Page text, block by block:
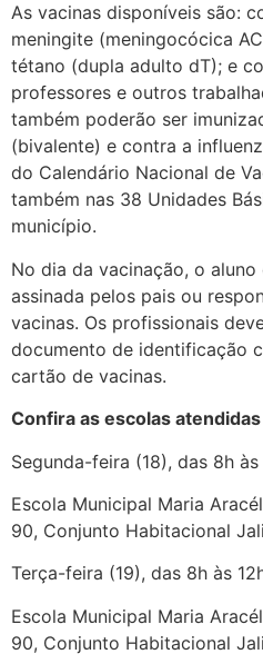
As vacinas disponíveis são:
meningite (meningocócica
tétano (dupla adulto dT); e
professores e outros
também poderão ser
(bivalente) e contra a
do Calendário Nacional de
também nas 38 Unidades
município.
No dia da vacinação, o
assinada pelos pais ou
vacinas. Os profissionais
documento de identificação
cartão de vacinas.
Confira as escolas
Segunda-feira (18), das 8h
Escola Municipal Maria
90, Conjunto Habitacional
Terça-feira (19), das 8h às
Escola Municipal Maria
90, Conjunto Habitacional